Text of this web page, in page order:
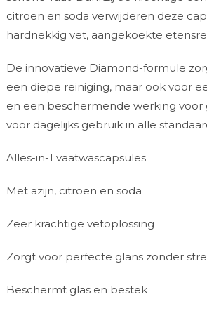
citroen en soda verwijderen deze
hardnekkig vet, aangekoekte
De innovatieve Diamond-formule
een diepe reiniging, maar ook voor
en een beschermende werking voor
voor dagelijks gebruik in alle
Alles-in-1 vaatwascapsules
Met azijn, citroen en soda
Zeer krachtige vetoplossing
Zorgt voor perfecte glans zonder
Beschermt glas en bestek